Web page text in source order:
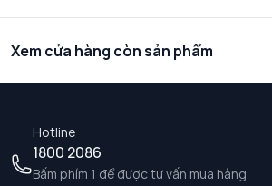
Xem cửa hàng còn sản phẩm
Hotline
1800 2086
Bấm phím 1 để được tư vấn mua hàng